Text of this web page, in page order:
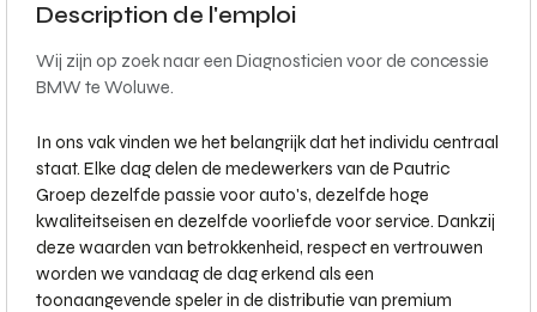
Description de l'emploi
Wij zijn op zoek naar een Diagnosticien voor de concessie
BMW te Woluwe.
In ons vak vinden we het belangrijk dat het individu centraal
staat. Elke dag delen de medewerkers van de Pautric
Groep dezelfde passie voor auto's, dezelfde hoge
kwaliteitseisen en dezelfde voorliefde voor service. Dankzij
deze waarden van betrokkenheid, respect en vertrouwen
worden we vandaag de dag erkend als een
toonaangevende speler in de distributie van premium